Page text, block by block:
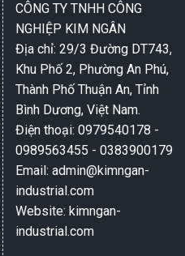
CÔNG TY TNHH CÔNG
NGHIỆP KIM NGÂN
Địa chỉ: 29/3 Đường DT743,
Khu Phố 2, Phường An Phú,
Thành Phố Thuận An, Tỉnh
Bình Dương, Việt Nam.
Điện thoại: 0979540178 -
0989563455 - 0383900179
Email: admin@kimngan-
industrial.com
Website: kimngan-
industrial.com